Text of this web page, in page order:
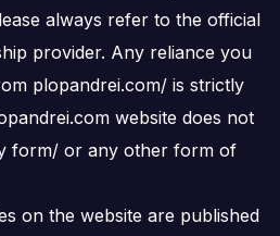
always refer to the official
provider. Any reliance you
plopandrei.com/ is strictly
website does not
form/ or any other form of
on the website are published